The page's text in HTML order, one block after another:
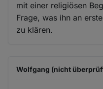
mit einer religiösen
Frage, was ihn an
zu klären.
Wolfgang (nicht